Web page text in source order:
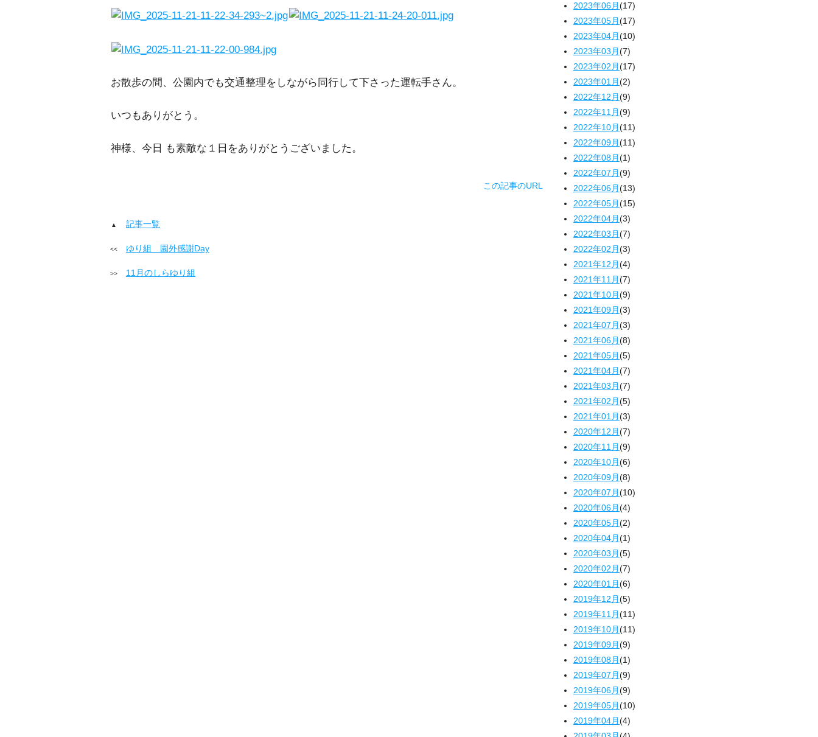
お散歩の間、公園内でも交通整理をしながら同行して下さった運転手さん。
いつもありがとう。
神様、今日 も素敵な１日をありがとうございました。
この記事のURL
記事一覧
ゆり組 園外感謝Day
11月のしらゆり組
2023年06月(17)
2023年05月(17)
2023年04月(10)
2023年03月(7)
2023年02月(17)
2023年01月(2)
2022年12月(9)
2022年11月(9)
2022年10月(11)
2022年09月(11)
2022年08月(1)
2022年07月(9)
2022年06月(13)
2022年05月(15)
2022年04月(3)
2022年03月(7)
2022年02月(3)
2021年12月(4)
2021年11月(7)
2021年10月(9)
2021年09月(3)
2021年07月(3)
2021年06月(8)
2021年05月(5)
2021年04月(7)
2021年03月(7)
2021年02月(5)
2021年01月(3)
2020年12月(7)
2020年11月(9)
2020年10月(6)
2020年09月(8)
2020年07月(10)
2020年06月(4)
2020年05月(2)
2020年04月(1)
2020年03月(5)
2020年02月(7)
2020年01月(6)
2019年12月(5)
2019年11月(11)
2019年10月(11)
2019年09月(9)
2019年08月(1)
2019年07月(9)
2019年06月(9)
2019年05月(10)
2019年04月(4)